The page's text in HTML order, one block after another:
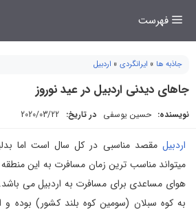
فهرست
جاذبه ها » ایرانگردی » اردبیل
جاهای دیدنی اردبیل در عید نوروز
نویسنده: حسین یوسفی در تاریخ: 2020/03/22
اردبیل مقصد مناسبی در کل سال است اما
میتواند مناسب ترین زمان مسافرت به این منطقه
هوای مساعدی برای مسافرت به اردبیل می